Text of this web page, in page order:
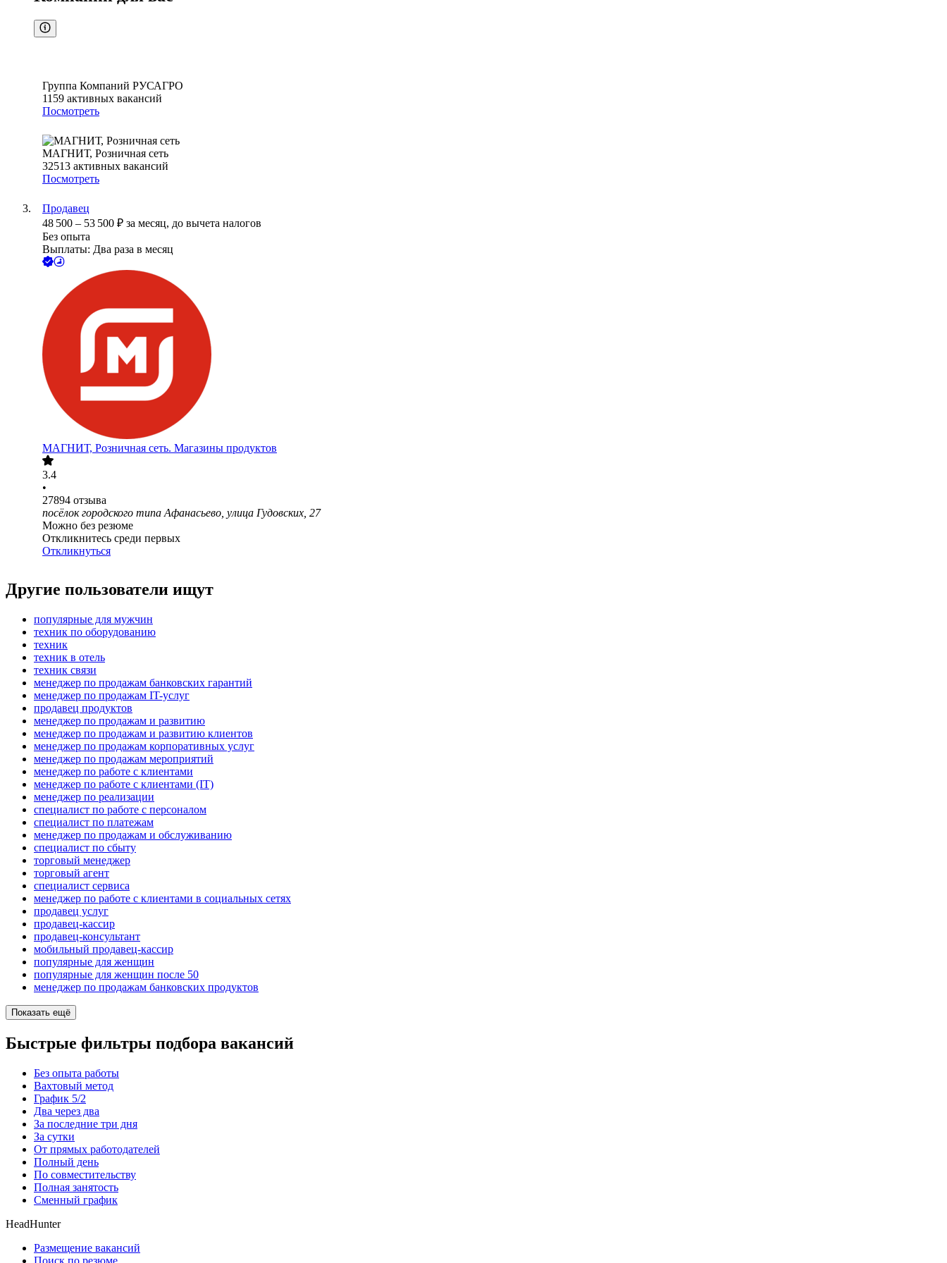
Группа Компаний РУСАГРО
1159 активных вакансий
Посмотреть
МАГНИТ, Розничная сеть
32513 активных вакансий
Посмотреть
Продавец
48 500 – 53 500 ₽ за месяц, до вычета налогов
Без опыта
Выплаты: Два раза в месяц
МАГНИТ, Розничная сеть. Магазины продуктов
3.4
•
27894 отзыва
посёлок городского типа Афанасьево, улица Гудовских, 27
Можно без резюме
Откликнитесь среди первых
Откликнуться
Другие пользователи ищут
популярные для мужчин
техник по оборудованию
техник
техник в отель
техник связи
менеджер по продажам банковских гарантий
менеджер по продажам IT-услуг
продавец продуктов
менеджер по продажам и развитию
менеджер по продажам и развитию клиентов
менеджер по продажам корпоративных услуг
менеджер по продажам мероприятий
менеджер по работе с клиентами
менеджер по работе с клиентами (IT)
менеджер по реализации
специалист по работе с персоналом
специалист по платежам
менеджер по продажам и обслуживанию
специалист по сбыту
торговый менеджер
торговый агент
специалист сервиса
менеджер по работе с клиентами в социальных сетях
продавец услуг
продавец-кассир
продавец-консультант
мобильный продавец-кассир
популярные для женщин
популярные для женщин после 50
менеджер по продажам банковских продуктов
Показать ещё
Быстрые фильтры подбора вакансий
Без опыта работы
Вахтовый метод
График 5/2
Два через два
За последние три дня
За сутки
От прямых работодателей
Полный день
По совместительству
Полная занятость
Сменный график
HeadHunter
Размещение вакансий
Поиск по резюме